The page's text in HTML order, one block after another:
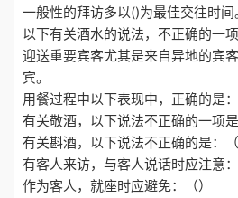
一般性的拜访多以()为最佳交往时间
以下有关酒水的说法，不正确的一项
迎送重要宾客尤其是来自异地的宾
宾。
用餐过程中以下表现中，正确的是：
有关敬酒，以下说法不正确的一项是
有关斟酒，以下说法不正确的是：（
有客人来访，与客人说话时应注意：
作为客人，就座时应避免：（）